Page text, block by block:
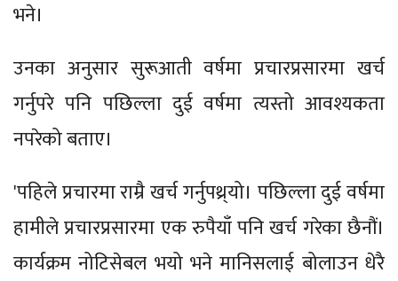
भने।
उनका अनुसार सुरूआती वर्षमा प्रचारप्रसारमा खर्च
गर्नुपरे पनि पछिल्ला दुई वर्षमा त्यस्तो आवश्यकता
नपरेको बताए।
'पहिले प्रचारमा राम्रै खर्च गर्नुपथ्र्यो। पछिल्ला दुई वर्षमा
हामीले प्रचारप्रसारमा एक रुपैयाँ पनि खर्च गरेका छैनौं।
कार्यक्रम नोटिसेबल भयो भने मानिसलाई बोलाउन धेरै